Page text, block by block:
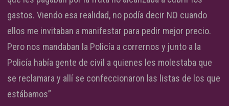
gastos. Viendo esa realidad, no podía decir NO cuando
ellos me invitaban a manifestar para pedir mejor precio.
Pero nos mandaban la Policía a corrernos y junto a la
Policía había gente de civil a quienes les molestaba que
se reclamara y allí se confeccionaron las listas de los que
estábamos”